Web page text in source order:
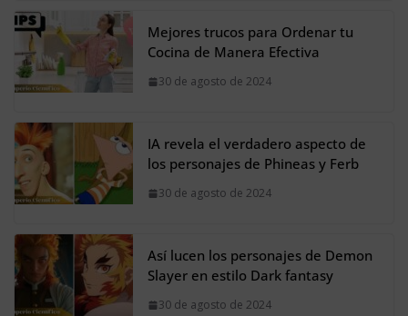
Mejores trucos para Ordenar tu
Cocina de Manera Efectiva
30 de agosto de 2024
IA revela el verdadero aspecto de
los personajes de Phineas y Ferb
30 de agosto de 2024
Así lucen los personajes de Demon
Slayer en estilo Dark fantasy
30 de agosto de 2024